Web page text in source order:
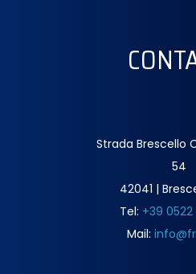
Strada Brescello
54
42041 |
Tel: +39
Mail: